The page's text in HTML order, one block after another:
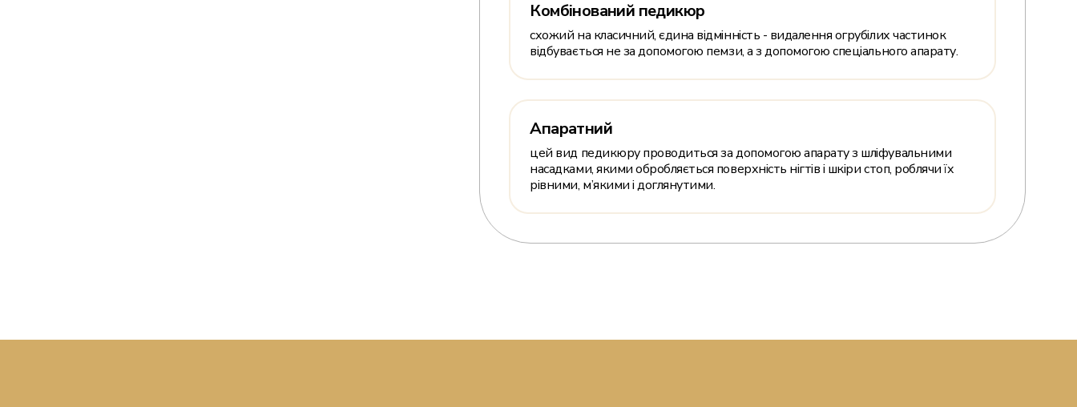
Комбінований педикюр
схожий на класичний, єдина відмінність - видалення огрубілих частинок
відбувається не за допомогою пемзи, а з допомогою спеціального апарату.
Апаратний
цей вид педикюру проводиться за допомогою апарату з шліфувальними
насадками, якими обробляється поверхність нігтів і шкіри стоп, роблячи їх
рівними, м’якими і доглянутими.